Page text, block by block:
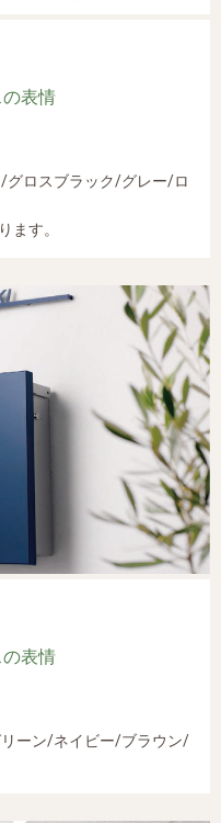
表情
ロスブラック/グレー/ロ
ます。
表情
ーン/ネイビー/ブラウン/